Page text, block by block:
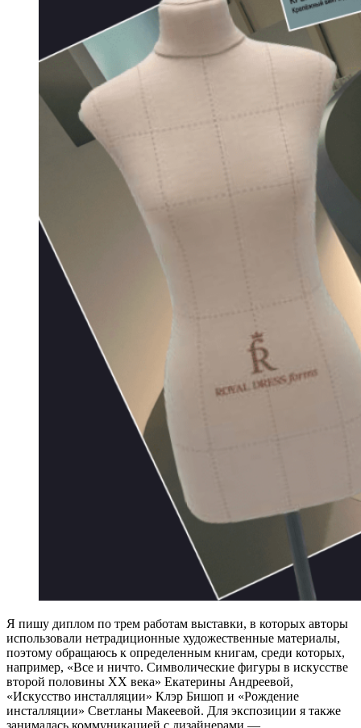
Я пишу диплом по трем работам выставки, в которых авторы
использовали нетрадиционные художественные материалы,
поэтому обращаюсь к определенным книгам, среди которых,
например, «Все и ничто. Символические фигуры в искусстве
второй половины XX века» Екатерины Андреевой,
«Искусство инсталляции» Клэр Бишоп и «Рождение
инсталляции» Светланы Макеевой. Для экспозиции я также
занималась коммуникацией с дизайнерами —